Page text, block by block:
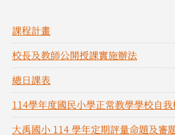
課程計畫
校長及教師公開授課實施辦法
總日課表
114學年度國民小學正常教學學校自我
大禹國小 114 學年定期評量命題及審